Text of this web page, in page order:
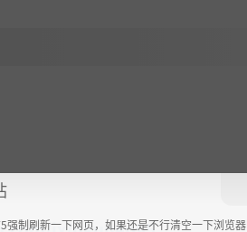
强制刷新一下网页，如果还是不行清空一下浏览器